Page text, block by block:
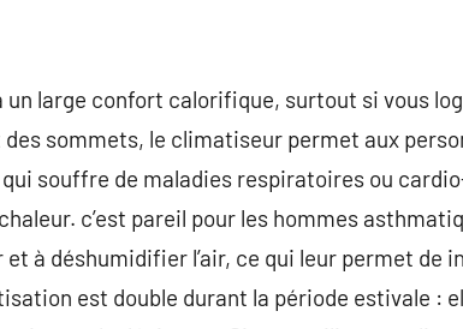
large confort calorifique, surtout si vous
sommets, le climatiseur permet aux
souffre de maladies respiratoires ou
c’est pareil pour les hommes
à déshumidifier l’air, ce qui leur permet de
est double durant la période estivale :